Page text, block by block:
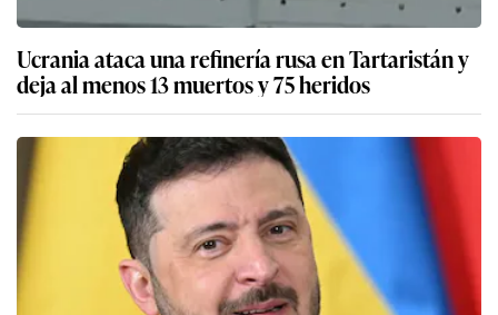
Ucrania ataca una refinería rusa en Tartaristán y
deja al menos 13 muertos y 75 heridos